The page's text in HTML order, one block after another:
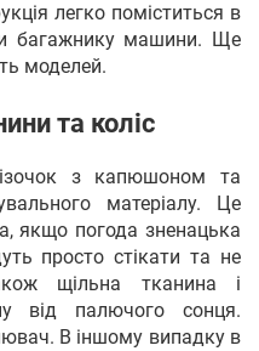
легко поміститься в
багажнику машини. Ще
моделей.
та коліс
з капюшоном та
матеріалу. Це
якщо погода зненацька
просто стікати та не
щільна тканина і
від палючого сонця.
В іншому випадку в